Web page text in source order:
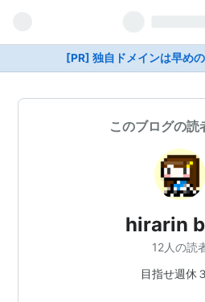
[PR] 独自ドメインは早め
このブログの読
hirarin
12人の読
目指せ週休